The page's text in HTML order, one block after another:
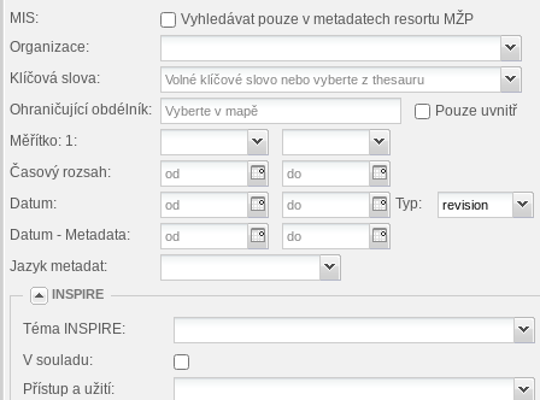
MIS:
Vyhledávat pouze v metadatech resortu MŽP
Organizace:
Klíčová slova:
Ohraničující obdélník:
Pouze uvnitř
Měřítko: 1:
Časový rozsah:
Datum:
Datum - Metadata:
Typ:
Jazyk metadat:
INSPIRE
Téma INSPIRE:
V souladu:
Přístup a užití: